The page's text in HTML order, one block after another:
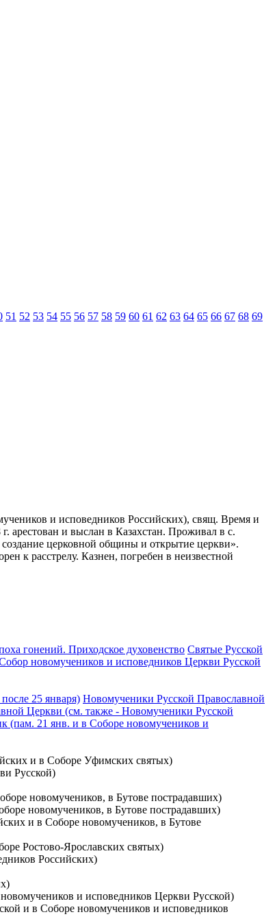
51 52 53 54 55 56 57 58 59 60 61 62 63 64 65 66 67 68 69
и исповедников Российских), свящ. Время и
арестован и выслан в Казахстан. Проживал в с.
церковной общины и открытие церкви».
к расстрелу. Казнен, погребен в неизвестной
гонений. Приходское духовенство Святые Русской
новомучеников и исповедников Церкви Русской
25 января) Новомученики Русской Православной
Церкви (см. также - Новомученики Русской
(пам. 21 янв. и в Соборе новомучеников и
и в Соборе Уфимских святых)
Русской)
новомучеников, в Бутове пострадавших)
новомучеников, в Бутове пострадавших)
и в Соборе новомучеников, в Бутове
Ростово-Ярославских святых)
Российских)
и исповедников Церкви Русской)
и в Соборе новомучеников и исповедников